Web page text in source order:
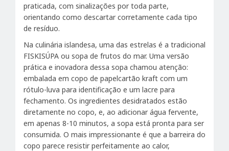
praticada, com sinalizações por toda parte,
orientando como descartar corretamente cada tipo
de resíduo.
Na culinária islandesa, uma das estrelas é a tradicional
FISKISÚPA ou sopa de frutos do mar. Uma versão
prática e inovadora dessa sopa chamou atenção:
embalada em copo de papelcartão kraft com um
rótulo-luva para identificação e um lacre para
fechamento. Os ingredientes desidratados estão
diretamente no copo, e, ao adicionar água fervente,
em apenas 8-10 minutos, a sopa está pronta para ser
consumida. O mais impressionante é que a barreira do
copo parece resistir perfeitamente ao calor,